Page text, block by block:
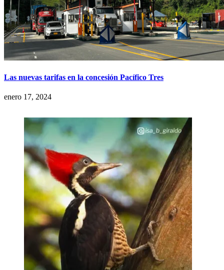
Las nuevas tarifas en la concesión Pacífico Tres
enero 17, 2024